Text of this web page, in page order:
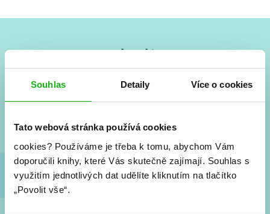
Souhlas Detaily Více o cookies
Tato webová stránka používá cookies
cookies? Používáme je třeba k tomu, abychom Vám
doporučili knihy, které Vás skutečně zajímají. Souhlas s
využitím jednotlivých dat udělíte kliknutím na tlačítko
„Povolit vše“.
Vše kolem #youngadult každý měsíc rovnou do mailu!
a seriálové adaptace a další.